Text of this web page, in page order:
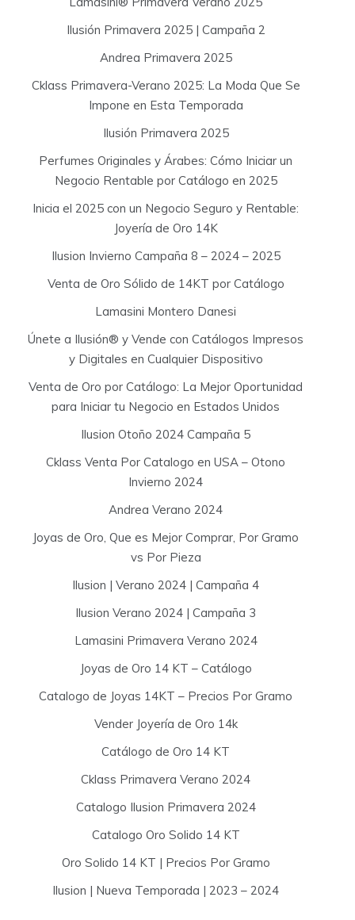
r
:
Ilusión Primavera 2025 | Campaña 2
Andrea Primavera 2025
Cklass Primavera-Verano 2025: La Moda Que Se
Impone en Esta Temporada
Ilusión Primavera 2025
Perfumes Originales y Árabes: Cómo Iniciar un
Negocio Rentable por Catálogo en 2025
Inicia el 2025 con un Negocio Seguro y Rentable:
Joyería de Oro 14K
Ilusion Invierno Campaña 8 – 2024 – 2025
Venta de Oro Sólido de 14KT por Catálogo
Lamasini Montero Danesi
Únete a Ilusión® y Vende con Catálogos Impresos
y Digitales en Cualquier Dispositivo
Venta de Oro por Catálogo: La Mejor Oportunidad
para Iniciar tu Negocio en Estados Unidos
Ilusion Otoño 2024 Campaña 5
Cklass Venta Por Catalogo en USA – Otono
Invierno 2024
Andrea Verano 2024
Joyas de Oro, Que es Mejor Comprar, Por Gramo
vs Por Pieza
Ilusion | Verano 2024 | Campaña 4
Ilusion Verano 2024 | Campaña 3
Lamasini Primavera Verano 2024
Joyas de Oro 14 KT – Catálogo
Catalogo de Joyas 14KT – Precios Por Gramo
Vender Joyería de Oro 14k
Catálogo de Oro 14 KT
Cklass Primavera Verano 2024
Catalogo Ilusion Primavera 2024
Catalogo Oro Solido 14 KT
Oro Solido 14 KT | Precios Por Gramo
Ilusion | Nueva Temporada | 2023 – 2024